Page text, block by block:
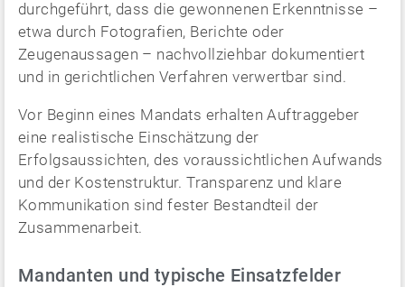
durchgeführt, dass die gewonnenen Erkenntnisse –
etwa durch Fotografien, Berichte oder
Zeugenaussagen – nachvollziehbar dokumentiert
und in gerichtlichen Verfahren verwertbar sind.
Vor Beginn eines Mandats erhalten Auftraggeber
eine realistische Einschätzung der
Erfolgsaussichten, des voraussichtlichen Aufwands
und der Kostenstruktur. Transparenz und klare
Kommunikation sind fester Bestandteil der
Zusammenarbeit.
Mandanten und typische Einsatzfelder